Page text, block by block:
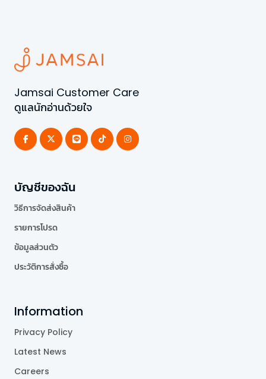
Jamsai Customer Care
ดูแลนักอ่านด้วยใจ
บัญชีของฉัน
วิธีการจัดส่งสินค้า
รายการโปรด
ข้อมูลส่วนตัว
ประวัติการสั่งซื้อ
Information
Privacy Policy
Latest News
Careers